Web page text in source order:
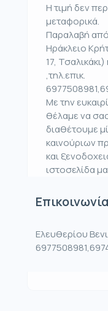
Η τιμή δεν
μεταφορικά.
Παραλαβή
Ηράκλειο
17,
,τηλ.επικ.
Με την
θέλαμε να
διαθέτουμε
καινούριων
και
ιστοσελίδα
Επικοινωνία
Ελευθερίου